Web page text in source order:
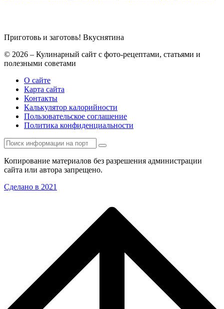
Приготовь и заготовь! Вкуснятина
© 2026 – Кулинарный сайт с фото-рецептами, статьями и
полезными советами
О сайте
Карта сайта
Контакты
Калькулятор калорийности
Пользовательское соглашение
Политика конфиденциальности
Копирование материалов без разрешения администрации
сайта или автора запрещено.
Сделано в 2021